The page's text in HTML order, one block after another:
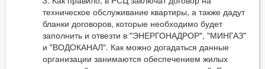
техническое обслуживание квартиры, а также дадут
бланки договоров, которые необходимо будет
заполнить и отвезти в "ЭНЕРГОНАДРОР", "МИНГАЗ"
и "ВОДОКАНАЛ". Как можно догадаться данные
организации занимаются обеспечением жилых